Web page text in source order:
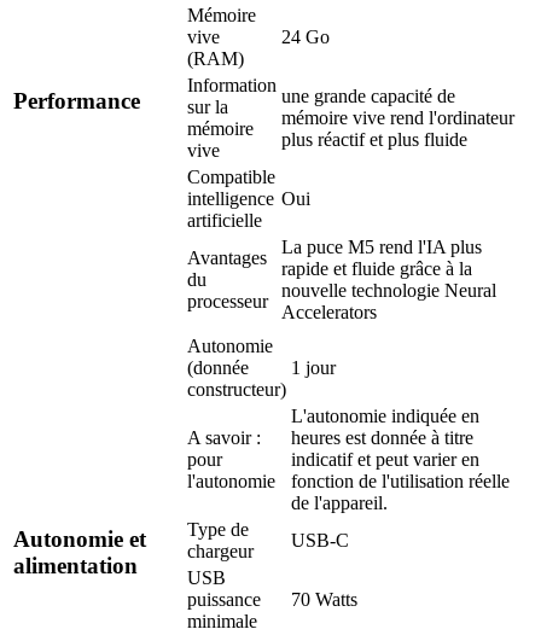
Performance
Mémoire
vive
(RAM)
24 Go
Information
sur la
mémoire
vive
une grande capacité de
mémoire vive rend l'ordinateur
plus réactif et plus fluide
Compatible
intelligence
artificielle
Oui
Avantages
du
processeur
La puce M5 rend l'IA plus
rapide et fluide grâce à la
nouvelle technologie Neural
Accelerators
Autonomie et
alimentation
Autonomie
(donnée
constructeur)
1 jour
A savoir :
pour
l'autonomie
L'autonomie indiquée en
heures est donnée à titre
indicatif et peut varier en
fonction de l'utilisation réelle
de l'appareil.
Type de
chargeur
USB-C
USB
puissance
minimale
70 Watts